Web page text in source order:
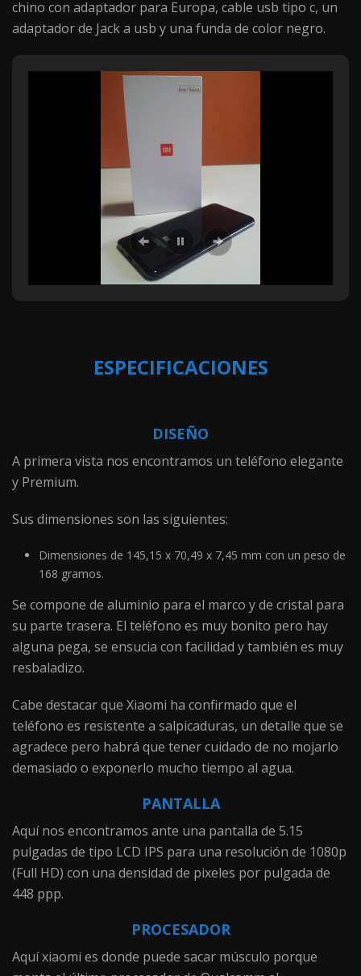
chino con adaptador para Europa, cable usb tipo c, un
adaptador de Jack a usb y una funda de color negro.
ESPECIFICACIONES
DISEÑO
A primera vista nos encontramos un teléfono elegante
y Premium.
Sus dimensiones son las siguientes:
Dimensiones de 145,15 x 70,49 x 7,45 mm con un peso de
168 gramos.
Se compone de aluminio para el marco y de cristal para
su parte trasera. El teléfono es muy bonito pero hay
alguna pega, se ensucia con facilidad y también es muy
resbaladizo.
Cabe destacar que Xiaomi ha confirmado que el
teléfono es resistente a salpicaduras, un detalle que se
agradece pero habrá que tener cuidado de no mojarlo
demasiado o exponerlo mucho tiempo al agua.
PANTALLA
Aquí nos encontramos ante una pantalla de 5.15
pulgadas de tipo LCD IPS para una resolución de 1080p
(Full HD) con una densidad de pixeles por pulgada de
448 ppp.
PROCESADOR
Aquí xiaomi es donde puede sacar músculo porque